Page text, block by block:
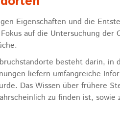
Eigenschaften und die
auf die Untersuchung der
besteht darin, in
liefern umfangreiche
Das Wissen über frühere
zu finden ist,